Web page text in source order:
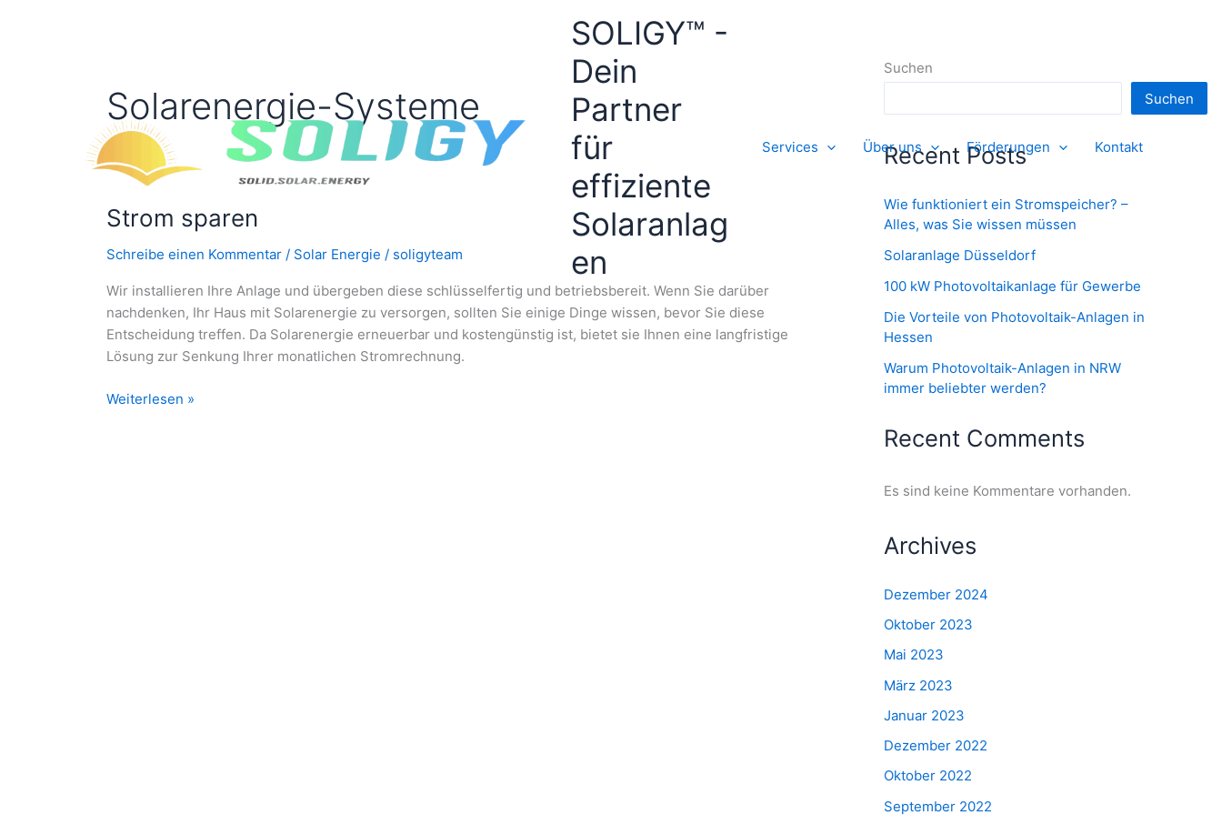
SOLIGY™ -
Dein
Partner
für
effiziente
Solaranlag
en
Services Über uns Förderungen Kontakt
Solarenergie-Systeme
Strom sparen
Schreibe einen Kommentar / Solar Energie / soligyteam
Wir installieren Ihre Anlage und übergeben diese schlüsselfertig und betriebsbereit. Wenn Sie darüber
nachdenken, Ihr Haus mit Solarenergie zu versorgen, sollten Sie einige Dinge wissen, bevor Sie diese
Entscheidung treffen. Da Solarenergie erneuerbar und kostengünstig ist, bietet sie Ihnen eine langfristige
Lösung zur Senkung Ihrer monatlichen Stromrechnung.
Strom
Weiterlesen »
Suchen
Suchen
Recent Posts
Wie funktioniert ein Stromspeicher? –
Alles, was Sie wissen müssen
Solaranlage Düsseldorf
100 kW Photovoltaikanlage für Gewerbe
Die Vorteile von Photovoltaik-Anlagen in
Hessen
Warum Photovoltaik-Anlagen in NRW
immer beliebter werden?
Recent Comments
Es sind keine Kommentare vorhanden.
Archives
Dezember 2024
Oktober 2023
Mai 2023
März 2023
Januar 2023
Dezember 2022
Oktober 2022
September 2022